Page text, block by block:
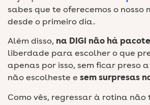
sabes que te oferecemos o nosso
desde o primeiro dia.
Além disso, na DIGI não há
liberdade para escolher o que
apenas por isso, sem ficar preso
não escolheste e sem surpresas
Como vês, regressar à rotina não